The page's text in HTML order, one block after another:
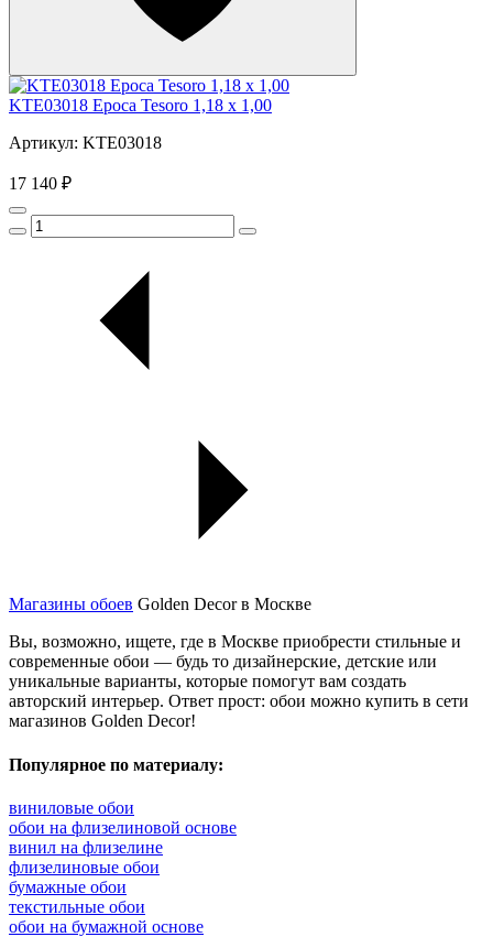
KTE03018 Epoca Tesoro 1,18 x 1,00
Артикул: KTE03018
17 140 ₽
Магазины обоев Golden Decor в Москве
Вы, возможно, ищете, где в Москве приобрести стильные и
современные обои — будь то дизайнерские, детские или
уникальные варианты, которые помогут вам создать
авторский интерьер. Ответ прост: обои можно купить в сети
магазинов Golden Decor!
Популярное по материалу:
виниловые обои
обои на флизелиновой основе
винил на флизелине
флизелиновые обои
бумажные обои
текстильные обои
обои на бумажной основе